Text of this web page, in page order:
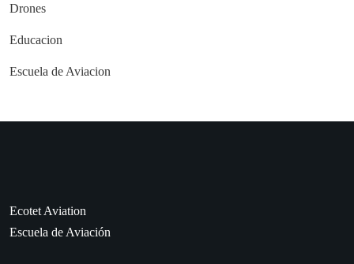
Drones
Educacion
Escuela de Aviacion
Ecotet Aviation
Escuela de Aviación